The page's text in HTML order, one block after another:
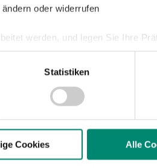
oder widerrufen
werden, und legen Sie Ihre
wir Informationen zu Ihrer
Statistiken
Cookies Alle
Amateure nach